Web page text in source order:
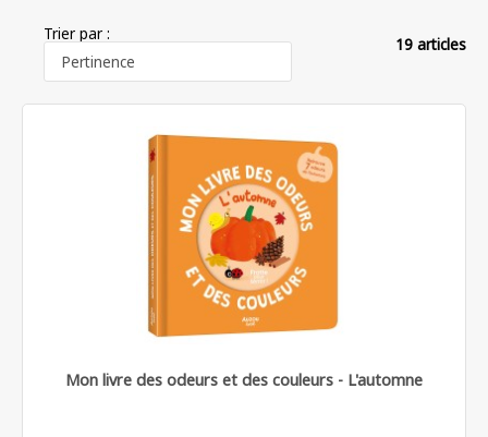
Trier par :
19 articles
Mon livre des odeurs et des couleurs - L'automne